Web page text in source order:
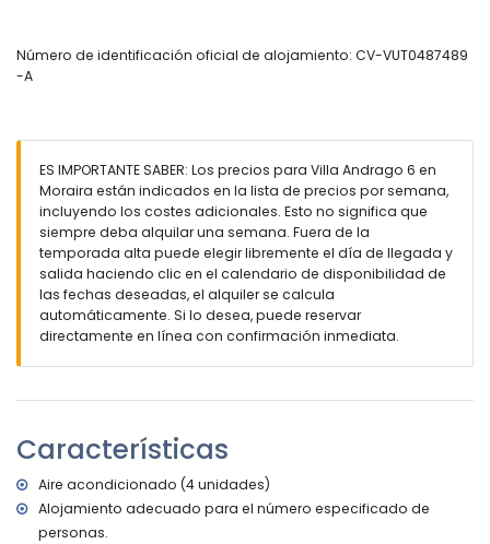
por 140 cm) y baño en suite
Baño en suite con lavabo individual, ducha y WC
Baño con lavabo individual, ducha y WC
Exterior de la villa
Parcela grande y cerrada
Piscina privada climatizada de 10 m x 5 m y 2 m de
profundidad
Hermoso jardín con césped, grava, árboles y mobiliario de
jardín con tumbonas
Parque infantil
Cocina exterior y barbacoa
Zona de estar al aire libre y zona de comedor al aire libre
de aparcamiento privadas
Número de identificación oficial de alojamiento: CV-VUT0487489
-A
ES IMPORTANTE SABER: Los precios para Villa Andrago 6 en
Moraira están indicados en la lista de precios por semana,
incluyendo los costes adicionales. Esto no significa que
siempre deba alquilar una semana. Fuera de la
temporada alta puede elegir libremente el día de llegada y
salida haciendo clic en el calendario de disponibilidad de
las fechas deseadas, el alquiler se calcula
automáticamente. Si lo desea, puede reservar
directamente en línea con confirmación inmediata.
Características
Aire acondicionado (4 unidades)
Alojamiento adecuado para el número especificado de
personas.